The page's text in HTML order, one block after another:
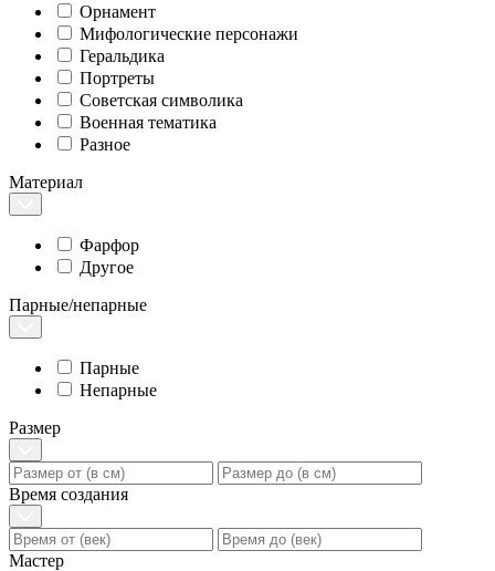
Орнамент
Мифологические персонажи
Геральдика
Портреты
Советская символика
Военная тематика
Разное
Материал
Фарфор
Другое
Парные/непарные
Парные
Непарные
Размер
Время создания
Мастер